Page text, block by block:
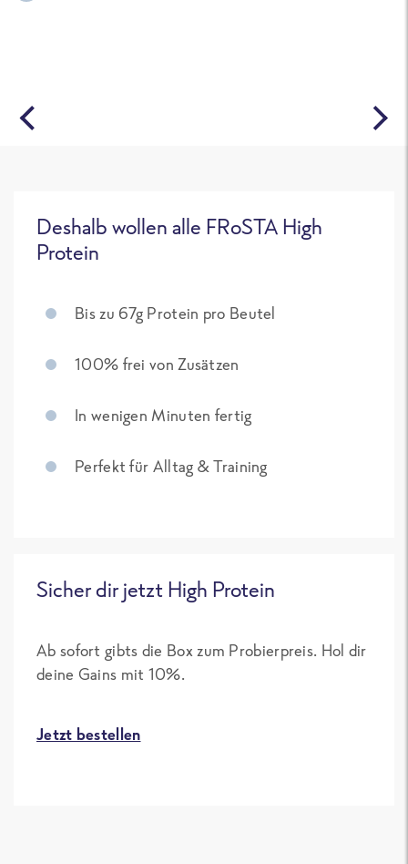
Deshalb wollen alle FRoSTA High
Protein
Bis zu 67g Protein pro Beutel
100% frei von Zusätzen
In wenigen Minuten fertig
Perfekt für Alltag & Training
Sicher dir jetzt High Protein
Ab sofort gibts die Box zum Probierpreis. Hol dir
deine Gains mit 10%.
Jetzt bestellen